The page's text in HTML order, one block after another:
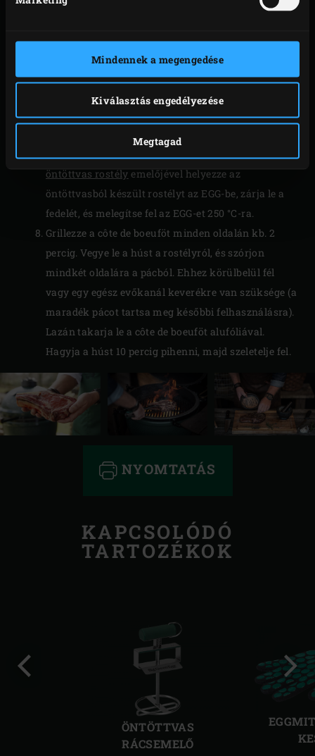
Mindennek a megengedése
Kiválasztás engedélyezése
Megtagad
medium állapotú lesz. Adigitális instant
maghőmérősegítségével ellenőrizze a
hőmérsékletet.
Vegye ki a húst az EGG-ből, takarja le alufóliával, és
segítségével emelje ki a
rozsdamentes acélrácsotés a convEGGtort. Az
öntöttvas rostélyemelőjével helyezze az
öntöttvasból készült rostélyt az EGG-be, zárja le a
fedelét, és melegítse fel az EGG-et 250 °C-ra.
Grillezze a côte de boeuföt minden oldalán kb. 2
percig. Vegye le a húst a rostélyról, és szórjon
mindkét oldalára a pácból. Ehhez körülbelül fél
vagy egy egész evőkanál keverékre van szüksége (a
maradék pácot tartsa meg későbbi felhasználásra).
Lazán takarja le a côte de boeuföt alufóliával.
Hagyja a húst 10 percig pihenni, majd szeletelje fel.
NYOMTATÁS
KAPCSOLÓDÓ
TARTOZÉKOK
ÖNTÖTTVAS
RÁCSEMELŐ